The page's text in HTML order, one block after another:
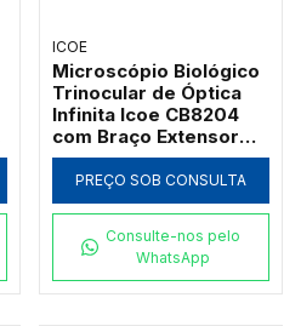
ICOE
Microscópio Biológico
Trinocular de Óptica
Infinita Icoe CB8204
com Braço Extensor
Lateral, Duplo
Cabeçote e Ponteiro
LED Verde
PREÇO SOB CONSULTA
Consulte-nos pelo
WhatsApp